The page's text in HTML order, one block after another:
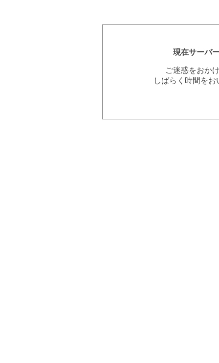
現在サーバ
ご迷惑をおか
しばらく時間を